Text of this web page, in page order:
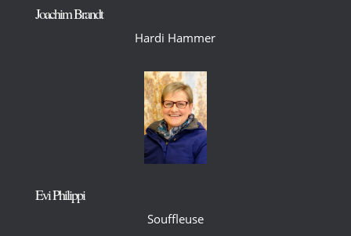
Joachim Brandt
Hardi Hammer
Evi Philippi
Souffleuse